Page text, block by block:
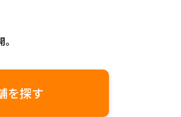
を探す